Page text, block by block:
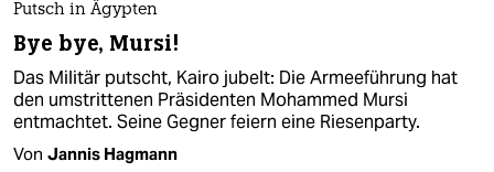
Putsch in Ägypten
Bye bye, Mursi!
Das Militär putscht, Kairo jubelt: Die Armeeführung hat
den umstrittenen Präsidenten Mohammed Mursi
entmachtet. Seine Gegner feiern eine Riesenparty.
Von Jannis Hagmann